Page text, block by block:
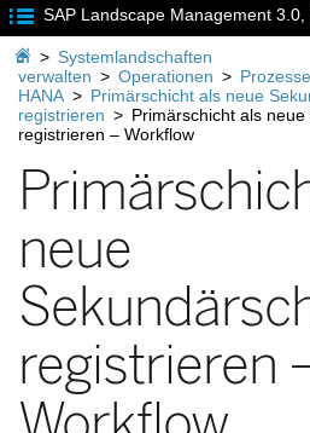
 SAP Landscape Management
 > Systemlandschaften
verwalten > Operationen >
HANA > Primärschicht als neue
registrieren > Primärschicht als
registrieren – Workflow
neue
registrieren